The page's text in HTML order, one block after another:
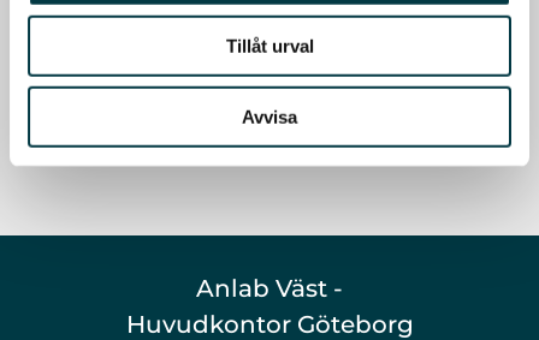
Tillåt urval
Avvisa
Anlab Väst -
Huvudkontor Göteborg